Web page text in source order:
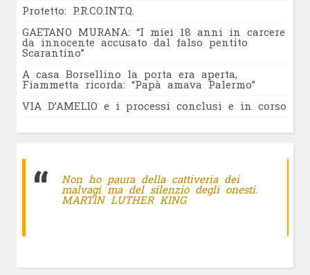
Protetto: P.R.CO.INT.Q.
GAETANO MURANA: “I miei 18 anni in carcere
da innocente accusato dal falso pentito
Scarantino”
A casa Borsellino la porta era aperta,
Fiammetta ricorda: “Papà amava Palermo”
VIA D’AMELIO e i processi conclusi e in corso
Non ho paura della cattiveria dei
malvagi ma del silenzio degli onesti.
MARTIN LUTHER KING